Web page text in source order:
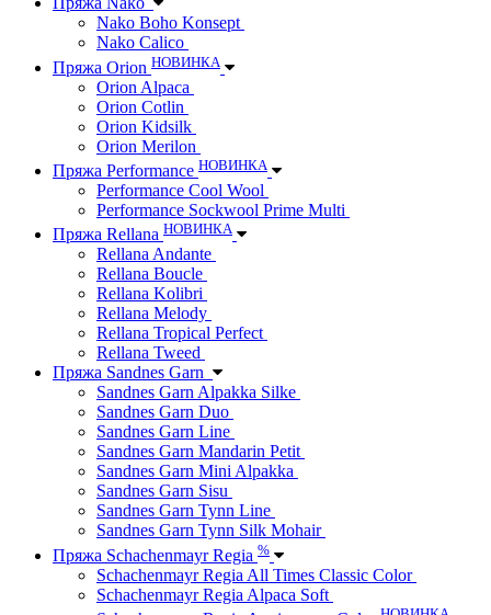
Nako Boho Konsept
Nako Calico
Пряжа Orion НОВИНКА
Orion Alpaca
Orion Cotlin
Orion Kidsilk
Orion Merilon
Пряжа Performance НОВИНКА
Performance Cool Wool
Performance Sockwool Prime Multi
Пряжа Rellana НОВИНКА
Rellana Andante
Rellana Boucle
Rellana Kolibri
Rellana Melody
Rellana Tropical Perfect
Rellana Tweed
Пряжа Sandnes Garn
Sandnes Garn Alpakka Silke
Sandnes Garn Duo
Sandnes Garn Line
Sandnes Garn Mandarin Petit
Sandnes Garn Mini Alpakka
Sandnes Garn Sisu
Sandnes Garn Tynn Line
Sandnes Garn Tynn Silk Mohair
Пряжа Schachenmayr Regia %
Schachenmayr Regia All Times Classic Color
Schachenmayr Regia Alpaca Soft